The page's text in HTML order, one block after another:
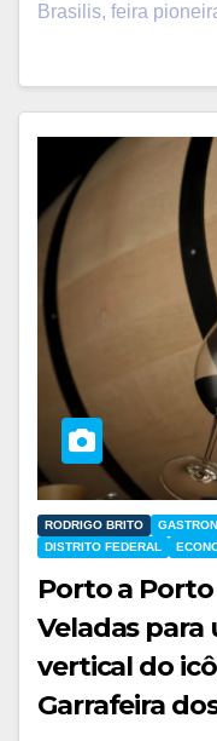
Brasilis, feira
DISTRITO FEDERAL
RODRIGO BRITO
Porto a
Veladas
vertical do
Garrafeira